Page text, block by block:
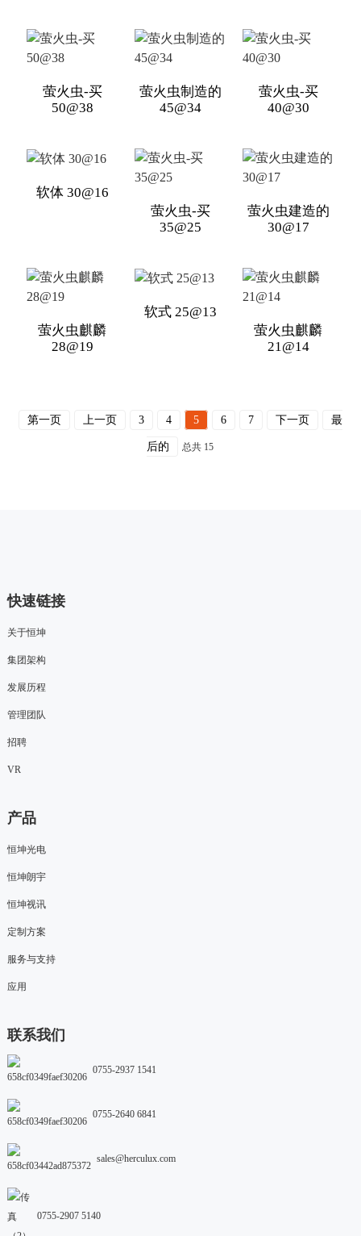
萤火虫-买
50@38
萤火虫制造的
45@34
萤火虫-买
40@30
软体 30@16
萤火虫-买
35@25
萤火虫建造的
30@17
萤火虫麒麟
28@19
软式 25@13
萤火虫麒麟
21@14
第一页 上一页 3 4 5 6 7 下一页 最
后的 总共 15
快速链接
关于恒坤
集团架构
发展历程
管理团队
招聘
VR
产品
恒坤光电
恒坤朗宇
恒坤视讯
定制方案
服务与支持
应用
联系我们
0755-2937 1541
0755-2640 6841
sales@herculux.com
0755-2907 5140